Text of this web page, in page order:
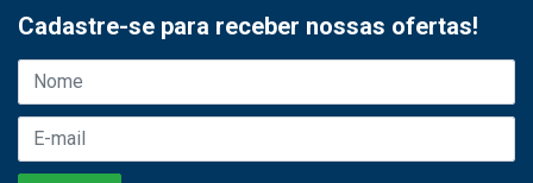
Cadastre-se para receber nossas ofertas!